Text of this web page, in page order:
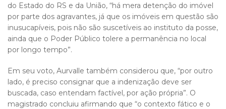
do Estado do RS e da União, “há mera detenção do imóvel
por parte dos agravantes, já que os imóveis em questão são
inusucapíveis, pois não são suscetíveis ao instituto da posse,
ainda que o Poder Público tolere a permanência no local
por longo tempo”.
Em seu voto, Aurvalle também considerou que, “por outro
lado, é preciso consignar que a indenização deve ser
buscada, caso entendam factível, por ação própria”. O
magistrado concluiu afirmando que “o contexto fático e o